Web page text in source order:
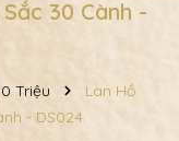
30 Cành -
Triệu
Lan Hồ
- DS024